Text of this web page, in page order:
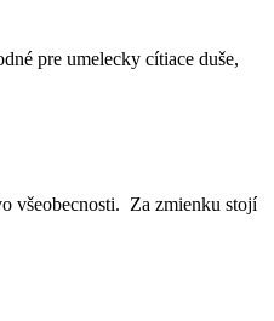
pre umelecky cítiace duše,
všeobecnosti. Za zmienku stojí